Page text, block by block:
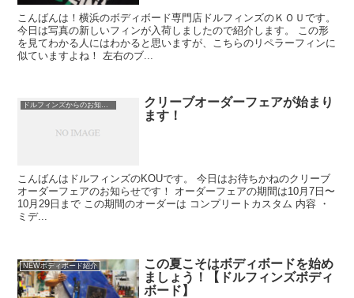
こんばんは！横浜のボディボード専門店ドルフィンズのＫＯＵです。
今日は写真の新しいフィンが入荷しましたので紹介します。 この形
を見てわかる人にはわかると思いますが、こちらのリペラーフィンに
似ていますよね！ 左右のブ...
クリーブオーダーフェアが始まり
ます！
こんばんはドルフィンズのKOUです。 今日はお待ちかねのクリーブ
オーダーフェアのお知らせです！ オーダーフェアの期間は10月7日〜
10月29日まで この期間のオーダーは コンプリートカスタム 内容 ・
ミデ...
NEWボディボード紹介
この夏こそはボディボードを始め
ましょう！【ドルフィンズボディ
ボード】